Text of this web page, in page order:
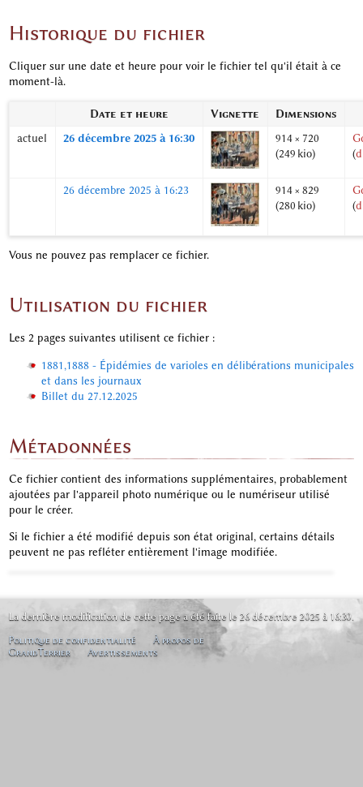
Historique du fichier
Cliquer sur une date et heure pour voir le fichier tel qu'il était à ce
moment-là.
Date et heure Vignette
Dimensions
actuel
26 décembre 2025 à 16:30
914 × 720
(249 kio)
(
26 décembre 2025 à 16:23
914 × 829
(280 kio)
(
Vous ne pouvez pas remplacer ce fichier.
Utilisation du fichier
Les 2 pages suivantes utilisent ce fichier :
1881,1888 - Épidémies de varioles en délibérations municipales
et dans les journaux
Billet du 27.12.2025
Métadonnées
Ce fichier contient des informations supplémentaires, probablement
ajoutées par l'appareil photo numérique ou le numériseur utilisé
pour le créer.
Si le fichier a été modifié depuis son état original, certains détails
peuvent ne pas refléter entièrement l'image modifiée.
La dernière modification de cette page a été faite le 26 décembre 2025 à 16:30.
Politique de confidentialité
À propos de
GrandTerrier
Avertissements